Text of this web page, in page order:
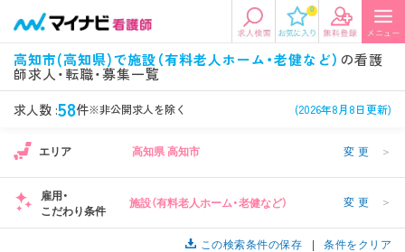
0
高知市(高知県)で施設（有料老人ホーム・老健など） の看護
師求人・転職・募集一覧
求人数 :58件※非公開求人を除く (2026年8月8日更新)
エリアから探す
エリアから探す
関東
東海 関西
希望の求人条件を選択
条件項目の選択に戻る
資格
施設形態
病院、クリニック・診療所など
担当業務
病棟、外来など
エリア 高知県 高知市 変更 ＞
雇用・
こだわり条件
施設（有料老人ホーム・老健など） 変更 ＞
この検索条件の保存 条件をクリア